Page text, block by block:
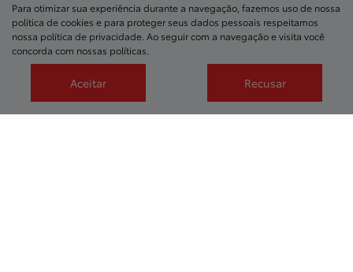
Para otimizar sua experiência durante a navegação, fazemos uso de nossa
política de cookies e para proteger seus dados pessoais respeitamos
nossa política de privacidade . Ao seguir com a navegação e visita você
concorda com nossas políticas.
Aceitar Recusar